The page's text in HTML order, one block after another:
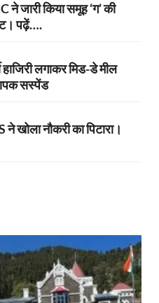
जारी किया समूह ‘ग’ की
पढ़ें….
लगाकर मिड-डे मील
सस्पेंड
नौकरी का पिटारा।